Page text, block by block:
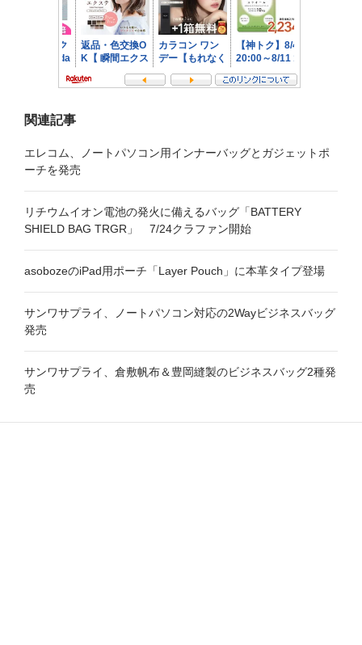
関連記事
エレコム、ノートパソコン用インナーバッグとガジェットポ
ーチを発売
リチウムイオン電池の発火に備えるバッグ「BATTERY
SHIELD BAG TRGR」 7/24クラファン開始
asobozeのiPad用ポーチ「Layer Pouch」に本革タイプ登場
サンワサプライ、ノートパソコン対応の2Wayビジネスバッグ
発売
サンワサプライ、倉敷帆布＆豊岡縫製のビジネスバッグ2種発
売